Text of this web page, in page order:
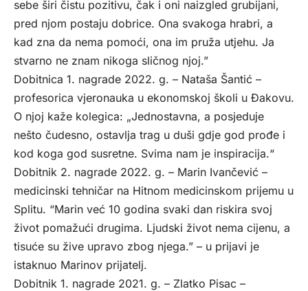
sebe širi čistu pozitivu, čak i oni naizgled grubijani,
pred njom postaju dobrice. Ona svakoga hrabri, a
kad zna da nema pomoći, ona im pruža utjehu. Ja
stvarno ne znam nikoga sličnog njoj.”
Dobitnica 1. nagrade 2022. g. – Nataša Šantić –
profesorica vjeronauka u ekonomskoj školi u Đakovu.
O njoj kaže kolegica: „Jednostavna, a posjeduje
nešto čudesno, ostavlja trag u duši gdje god prođe i
kod koga god susretne. Svima nam je inspiracija.“
Dobitnik 2. nagrade 2022. g. – Marin Ivančević –
medicinski tehničar na Hitnom medicinskom prijemu u
Splitu. “Marin već 10 godina svaki dan riskira svoj
život pomažući drugima. Ljudski život nema cijenu, a
tisuće su žive upravo zbog njega.” – u prijavi je
istaknuo Marinov prijatelj.
Dobitnik 1. nagrade 2021. g. – Zlatko Pisac –